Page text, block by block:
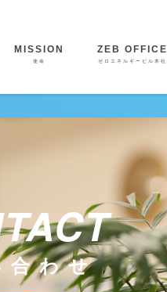
MISSION
使命
ZEB OFFICE
ゼロエネルギービル本社
合わせ